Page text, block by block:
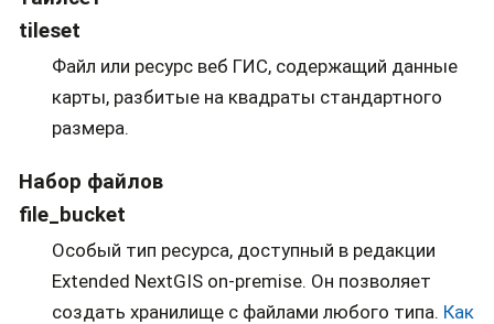
tileset
Файл или ресурс веб ГИС, содержащий данные
карты, разбитые на квадраты стандартного
размера.
Набор файлов
file_bucket
Особый тип ресурса, доступный в редакции
Extended NextGIS on-premise. Он позволяет
создать хранилище с файлами любого типа. Как